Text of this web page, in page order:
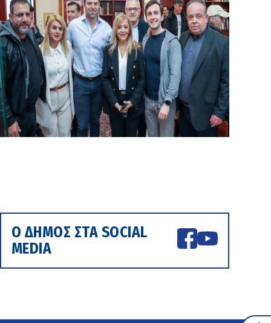
Ο ΔΗΜΟΣ ΣΤΑ SOCIAL
MEDIA